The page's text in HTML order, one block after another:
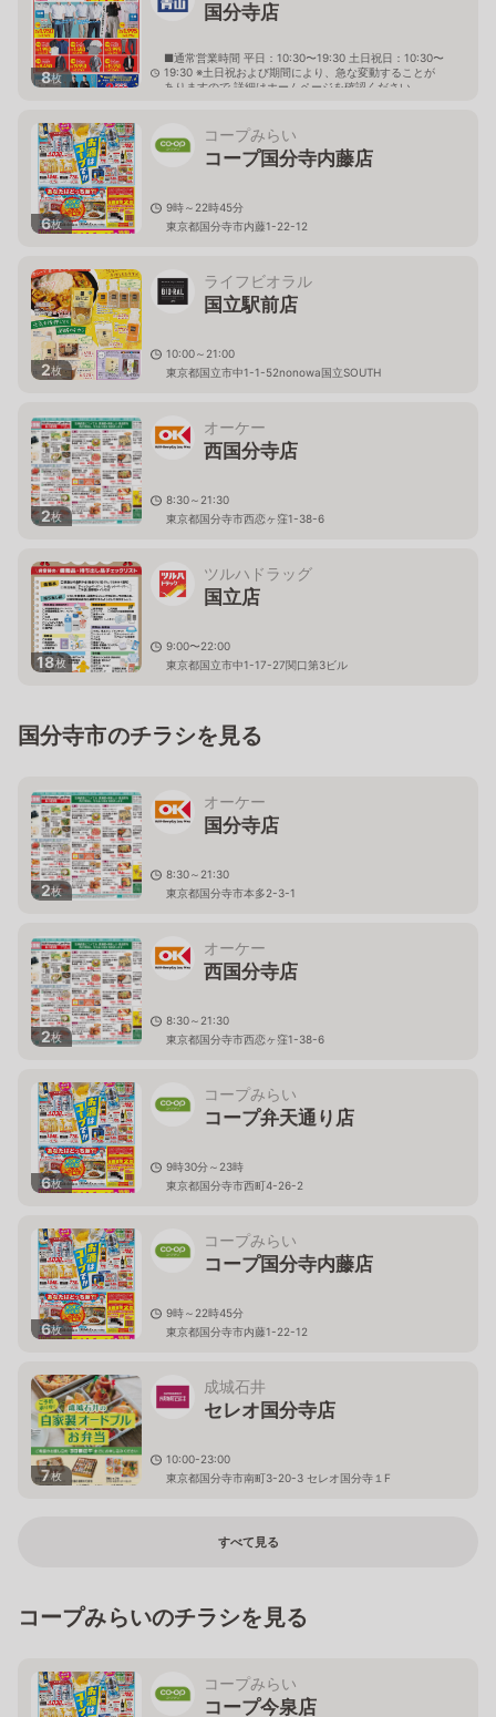
8枚
国分寺店
■通常営業時間 平日：10:30〜19:30 土日祝日：10:30〜
19:30 ※土日祝および期間により、急な変動することが
ありますので 詳細はホームページを確認ください
6枚
コープみらい
コープ国分寺内藤店
9時～22時45分
東京都国分寺市内藤1-22-12
2枚
ライフビオラル
国立駅前店
10:00～21:00
東京都国立市中1-1-52nonowa国立SOUTH
2枚
オーケー
西国分寺店
8:30～21:30
東京都国分寺市西恋ヶ窪1-38-6
18枚
ツルハドラッグ
国立店
9:00〜22:00
東京都国立市中1-17-27関口第3ビル
国分寺市のチラシを見る
2枚
オーケー
国分寺店
8:30～21:30
東京都国分寺市本多2-3-1
2枚
オーケー
西国分寺店
8:30～21:30
東京都国分寺市西恋ヶ窪1-38-6
6枚
コープみらい
コープ弁天通り店
9時30分～23時
東京都国分寺市西町4-26-2
6枚
コープみらい
コープ国分寺内藤店
9時～22時45分
東京都国分寺市内藤1-22-12
7枚
成城石井
セレオ国分寺店
10:00-23:00
東京都国分寺市南町3-20-3 セレオ国分寺１F
すべて見る
コープみらいのチラシを見る
コープみらい
コープ今泉店